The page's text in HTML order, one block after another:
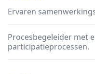
Ervaren
Procesbegeleider met
participatieprocessen.